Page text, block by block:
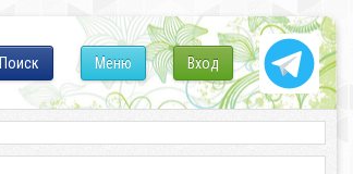
Вход
Меню
Поиск